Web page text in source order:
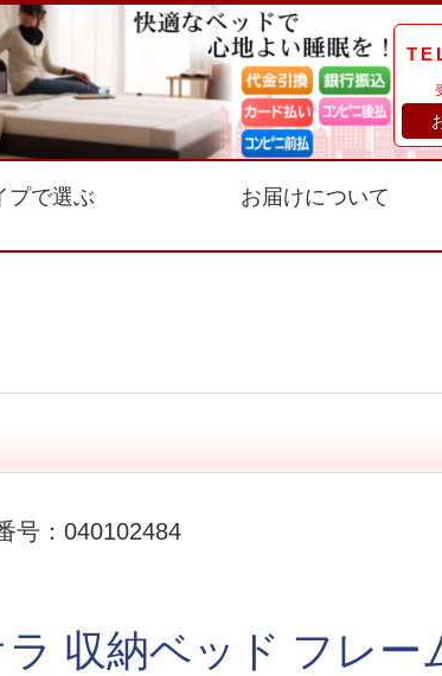
プで選ぶ お届けについて
号：040102484
ラ 収納ベッド フレー